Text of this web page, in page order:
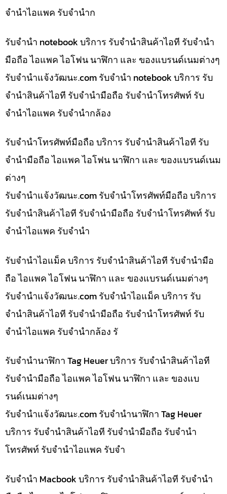
จำนำไอแพค รับจำนำก
รับจำนำ notebook บริการ รับจำนำสินค้าไอที รับจำนำ
มือถือ ไอแพค ไอโฟน นาฬิกา และ ของแบรนด์เนมต่างๆ
รับจํานําแจ้งวัฒนะ.com รับจำนำ notebook บริการ รับ
จำนำสินค้าไอที รับจำนำมือถือ รับจำนำโทรศัพท์ รับ
จำนำไอแพค รับจำนำกล้อง
รับจำนำโทรศัพท์มือถือ บริการ รับจำนำสินค้าไอที รับ
จำนำมือถือ ไอแพค ไอโฟน นาฬิกา และ ของแบรนด์เนม
ต่างๆ
รับจํานําแจ้งวัฒนะ.com รับจำนำโทรศัพท์มือถือ บริการ
รับจำนำสินค้าไอที รับจำนำมือถือ รับจำนำโทรศัพท์ รับ
จำนำไอแพค รับจำนำ
รับจำนำไอแม็ค บริการ รับจำนำสินค้าไอที รับจำนำมือ
ถือ ไอแพค ไอโฟน นาฬิกา และ ของแบรนด์เนมต่างๆ
รับจํานําแจ้งวัฒนะ.com รับจำนำไอแม็ค บริการ รับ
จำนำสินค้าไอที รับจำนำมือถือ รับจำนำโทรศัพท์ รับ
จำนำไอแพค รับจำนำกล้อง รั
รับจำนำนาฬิกา Tag Heuer บริการ รับจำนำสินค้าไอที
รับจำนำมือถือ ไอแพค ไอโฟน นาฬิกา และ ของแบ
รนด์เนมต่างๆ
รับจํานําแจ้งวัฒนะ.com รับจำนำนาฬิกา Tag Heuer
บริการ รับจำนำสินค้าไอที รับจำนำมือถือ รับจำนำ
โทรศัพท์ รับจำนำไอแพค รับจำ
รับจำนำ Macbook บริการ รับจำนำสินค้าไอที รับจำนำ